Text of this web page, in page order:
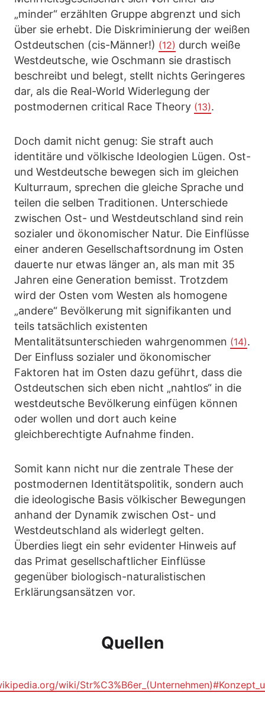
„minder“ erzählten Gruppe abgrenzt und sich
über sie erhebt. Die Diskriminierung der weißen
Ostdeutschen (cis-Männer!) (12) durch weiße
Westdeutsche, wie Oschmann sie drastisch
beschreibt und belegt, stellt nichts Geringeres
dar, als die Real-World Widerlegung der
postmodernen critical Race Theory (13).
Doch damit nicht genug: Sie straft auch
identitäre und völkische Ideologien Lügen. Ost-
und Westdeutsche bewegen sich im gleichen
Kulturraum, sprechen die gleiche Sprache und
teilen die selben Traditionen. Unterschiede
zwischen Ost- und Westdeutschland sind rein
sozialer und ökonomischer Natur. Die Einflüsse
einer anderen Gesellschaftsordnung im Osten
dauerte nur etwas länger an, als man mit 35
Jahren eine Generation bemisst. Trotzdem
wird der Osten vom Westen als homogene
„andere“ Bevölkerung mit signifikanten und
teils tatsächlich existenten
Mentalitätsunterschieden wahrgenommen (14).
Der Einfluss sozialer und ökonomischer
Faktoren hat im Osten dazu geführt, dass die
Ostdeutschen sich eben nicht „nahtlos“ in die
westdeutsche Bevölkerung einfügen können
oder wollen und dort auch keine
gleichberechtigte Aufnahme finden.
Somit kann nicht nur die zentrale These der
postmodernen Identitätspolitik, sondern auch
die ideologische Basis völkischer Bewegungen
anhand der Dynamik zwischen Ost- und
Westdeutschland als widerlegt gelten.
Überdies liegt ein sehr evidenter Hinweis auf
das Primat gesellschaftlicher Einflüsse
gegenüber biologisch-naturalistischen
Erklärungsansätzen vor.
Quellen
wiki/